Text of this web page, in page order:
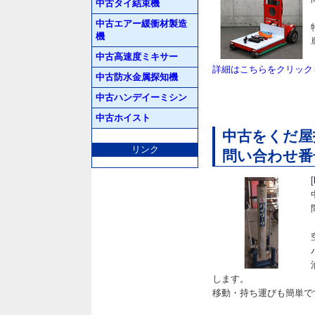
中古タイ結束機
中古エアー緩衝材製造
機
中古高速度ミキサー
中古防水金属探知機
中古ハンデイーミシン
中古ホイスト
リンク
詳細はこちらをクリッ
中古をくだ
問い合わせ
[
します。
移動・持ち運びも簡単で